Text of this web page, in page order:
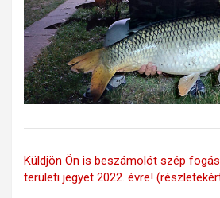
Küldjön Ön is beszámolót szép
területi jegyet 2022. évre!